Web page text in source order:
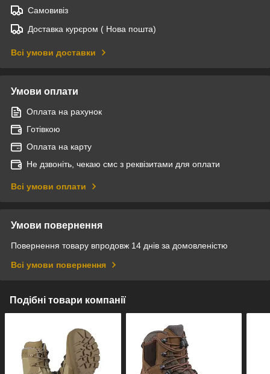
Самовивіз
Доставка курєром ( Нова пошта)
Всі умови доставки
Умови оплати
Оплата на рахунок
Готівкою
Оплата на карту
Не дзвоніть, чекаю смс з реквізитами для оплати
Всі умови оплати
Умови повернення
Повернення товару впродовж 14 днів за домовленістю
Всі умови повернення
Подібні товари компанії